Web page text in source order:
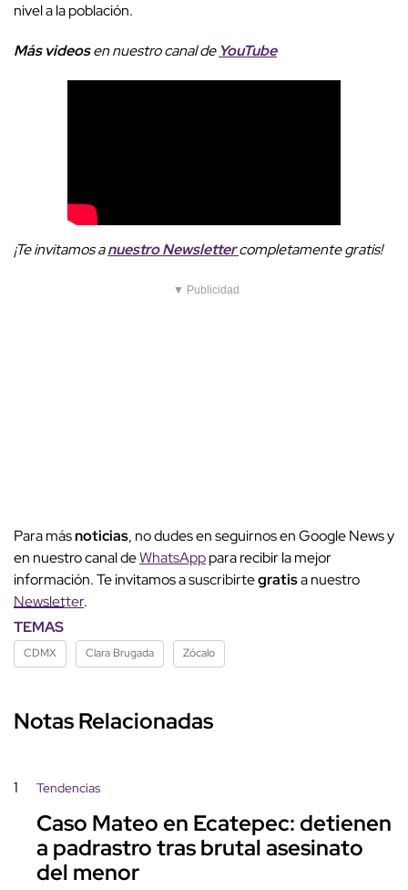
nivel a la población.
Más videosen nuestro canal de YouTube
¡Te invitamos anuestroNewslettercompletamente gratis!
▼ Publicidad
Para másnoticias, no dudes en seguirnos en Google News y
en nuestro canal deWhatsApppara recibir la mejor
información. Te invitamos a suscribirtegratisa nuestro
Newsletter.
TEMAS
CDMX Clara Brugada Zócalo
Notas Relacionadas
1 Tendencias
Caso Mateo en Ecatepec: detienen
a padrastro tras brutal asesinato
del menor